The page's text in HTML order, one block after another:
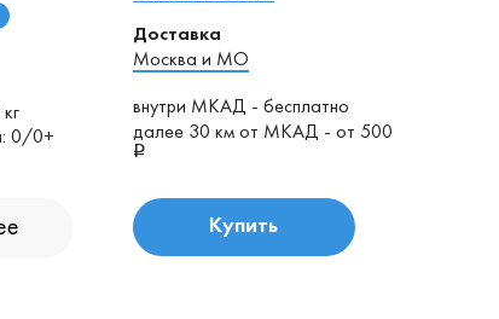
0/0+
Доставка
Москва и МО
внутри МКАД - бесплатно
далее 30 км от МКАД - от 500
Купить